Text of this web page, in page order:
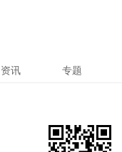
资讯 专题